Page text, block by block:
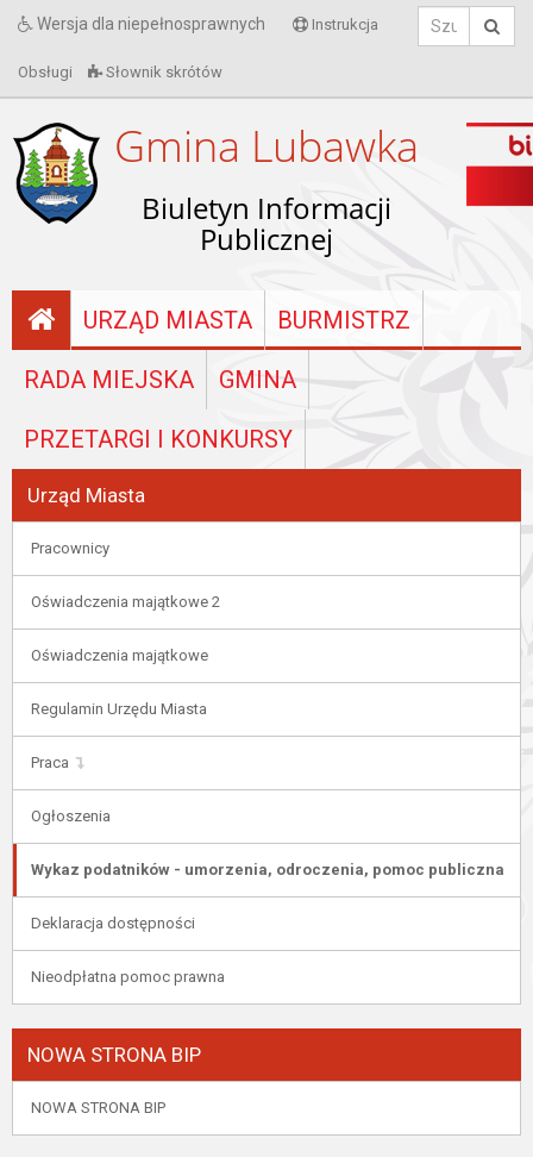
Wersja dla niepełnosprawnych Instrukcja
Obsługi Słownik skrótów
Gmina Lubawka
Biuletyn Informacji
Publicznej
URZĄD MIASTA BURMISTRZ
RADA MIEJSKA GMINA
PRZETARGI I KONKURSY
Urząd Miasta
Pracownicy
Oświadczenia majątkowe 2
Oświadczenia majątkowe
Regulamin Urzędu Miasta
Praca
Ogłoszenia
Wykaz podatników - umorzenia, odroczenia, pomoc publiczna
Deklaracja dostępności
Nieodpłatna pomoc prawna
NOWA STRONA BIP
NOWA STRONA BIP